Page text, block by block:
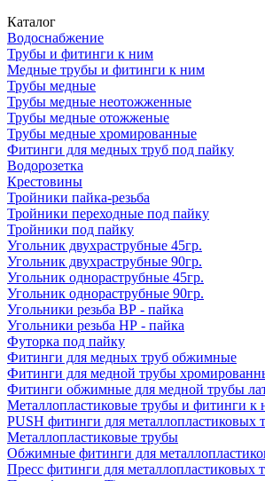
Каталог
Водоснабжение
Трубы и фитинги к ним
Медные трубы и фитинги к ним
Трубы медные
Трубы медные неотожженные
Трубы медные отожженые
Трубы медные хромированные
Фитинги для медных труб под пайку
Водорозетка
Крестовины
Тройники пайка-резьба
Тройники переходные под пайку
Тройники под пайку
Угольник двухраструбные 45гр.
Угольник двухраструбные 90гр.
Угольник однораструбные 45гр.
Угольник однораструбные 90гр.
Угольники резьба ВР - пайка
Угольники резьба НР - пайка
Футорка под пайку
Фитинги для медных труб обжимные
Фитинги для медной трубы
Фитинги обжимные для медной трубы
Металлопластиковые трубы и фитинги к
PUSH фитинги для металлопластиковых
Металлопластиковые трубы
Обжимные фитинги для
Пресс фитинги для металлопластиковых